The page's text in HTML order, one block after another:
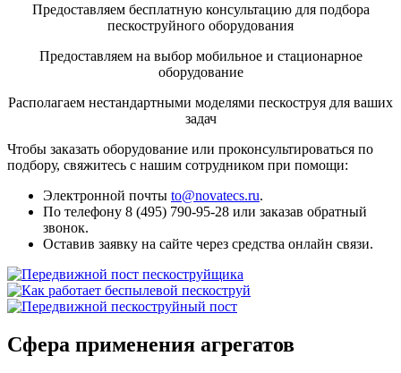
Предоставляем бесплатную консультацию для подбора
пескоструйного оборудования
Предоставляем на выбор мобильное и стационарное
оборудование
Располагаем нестандартными моделями пескоструя для ваших
задач
Чтобы заказать оборудование или проконсультироваться по
подбору, свяжитесь с нашим сотрудником при помощи:
Электронной почты to@novatecs.ru.
По телефону 8 (495) 790-95-28 или заказав обратный
звонок.
Оставив заявку на сайте через средства онлайн связи.
Сфера применения агрегатов